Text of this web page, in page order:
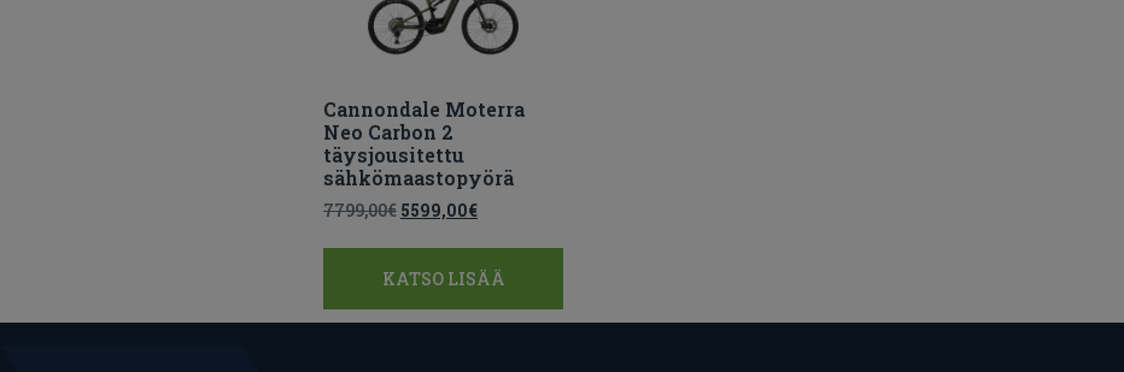
Cannondale Moterra
Neo Carbon 2
täysjousitettu
sähkömaastopyörä
7799,00€ 5599,00€
KATSO LISÄÄ